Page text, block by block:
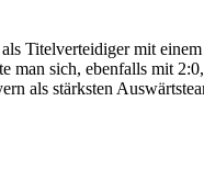
Titelverteidiger mit
man sich, ebenfalls mit
als stärksten